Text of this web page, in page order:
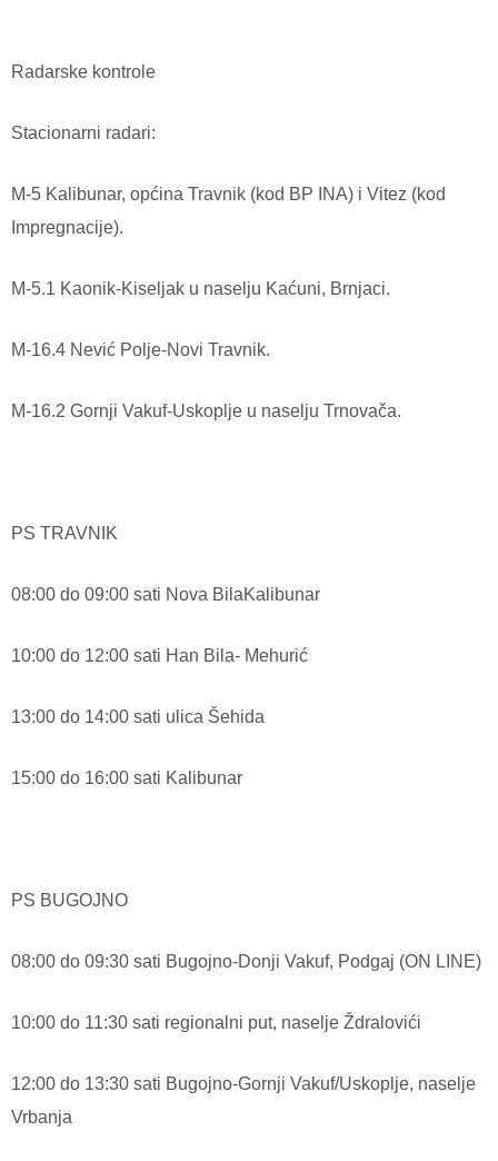
Radarske kontrole
Stacionarni radari:
M-5 Kalibunar, općina Travnik (kod BP INA) i Vitez (kod
Impregnacije).
M-5.1 Kaonik-Kiseljak u naselju Kaćuni, Brnjaci.
M-16.4 Nević Polje-Novi Travnik.
M-16.2 Gornji Vakuf-Uskoplje u naselju Trnovača.
PS TRAVNIK
08:00 do 09:00 sati Nova BilaKalibunar
10:00 do 12:00 sati Han Bila- Mehurić
13:00 do 14:00 sati ulica Šehida
15:00 do 16:00 sati Kalibunar
PS BUGOJNO
08:00 do 09:30 sati Bugojno-Donji Vakuf, Podgaj (ON LINE)
10:00 do 11:30 sati regionalni put, naselje Ždralovići
12:00 do 13:30 sati Bugojno-Gornji Vakuf/Uskoplje, naselje
Vrbanja